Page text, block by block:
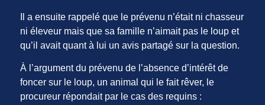
Il a ensuite rappelé que le prévenu n’était ni chasseur
ni éleveur mais que sa famille n’aimait pas le loup et
qu’il avait quant à lui un avis partagé sur la question.
À l’argument du prévenu de l’absence d’intérêt de
foncer sur le loup, un animal qui le fait rêver, le
procureur répondait par le cas des requins :